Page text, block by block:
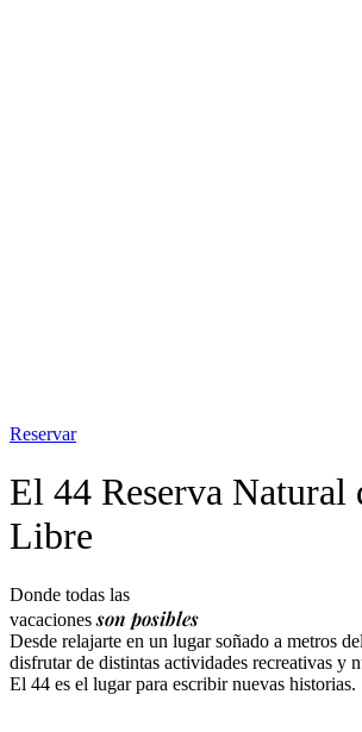
Reservar
El 44 Reserva Natural
Libre
Donde todas las
vacacionesson posibles
Desde relajarte en un lugar soñado a metros
disfrutar de distintas actividades recreativas y
El 44 es el lugar para escribir nuevas historias.